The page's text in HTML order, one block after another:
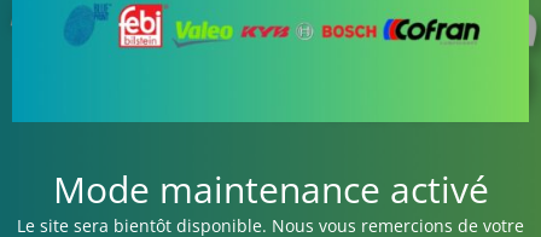
Mode maintenance activé
Le site sera bientôt disponible. Nous vous remercions de votre